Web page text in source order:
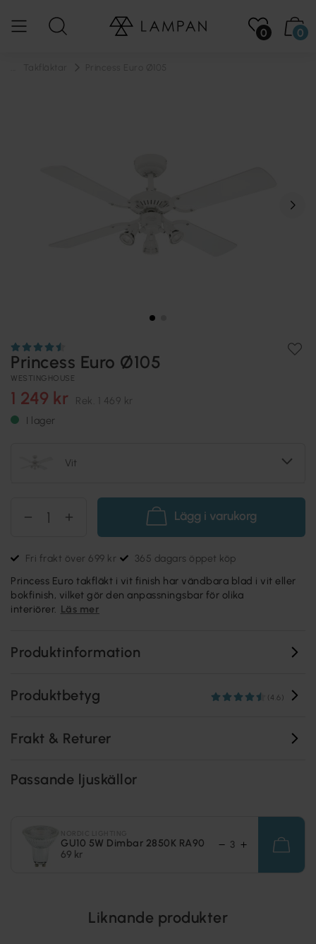
0 0
Princess Euro Ø105
WESTINGHOUSE
1 249 kr Rek. 1 469 kr
I lager
Vit
Lägg i varukorg
Fri frakt över 699 kr 365 dagars öppet köp
Princess Euro takfläkt i vit finish har vändbara blad i vit eller
bokfinish, vilket gör den anpassningsbar för olika
interiörer. Läs mer
Produktinformation
Produktbetyg (4.6)
Frakt & Returer
Passande ljuskällor
GU10 5W Dimbar 2850K RA90
69 kr
Liknande produkter